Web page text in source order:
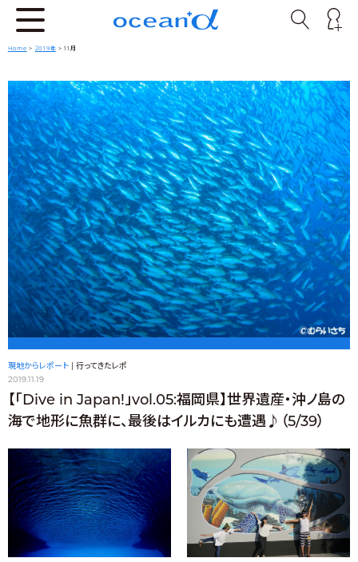
Home > 2019年 > 11月
現地からレポート | 行ってきたレポ
2019.11.19
【「Dive in Japan!」vol.05:福岡県】世界遺産・沖ノ島の
海で地形に魚群に、最後はイルカにも遭遇♪（5/39）